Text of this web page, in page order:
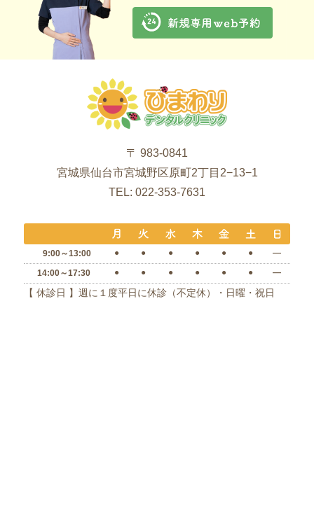
〒 983-0841
宮城県仙台市宮城野区原町2丁目2−13−1
TEL: 022-353-7631
9:00～13:00 ● ● ● ● ● ● ―
14:00～17:30 ● ● ● ● ● ● ―
【 休診日 】週に１度平日に休診（不定休）・日曜・祝日